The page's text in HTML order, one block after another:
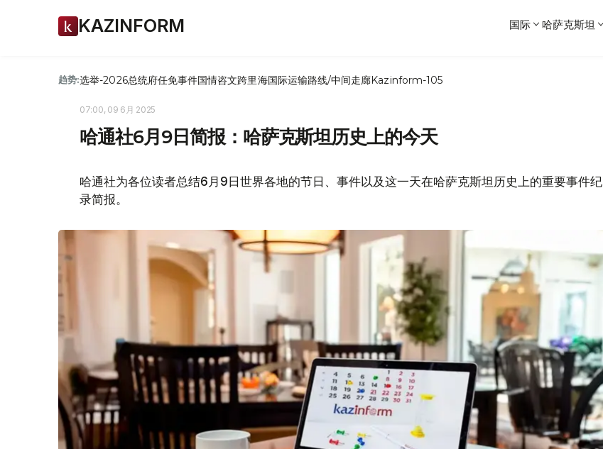
KAZINFORM 国际 哈萨克斯坦
趋势:选举-2026总统府任免事件国情咨文跨里海国际运输路线/中间走廊Kazinform-105
07:00, 09 6月 2025
哈通社6月9日简报：哈萨克斯坦历史上的今天
哈通社为各位读者总结6月9日世界各地的节日、事件以及这一天在哈萨克斯坦历史上的重要事件纪
录简报。